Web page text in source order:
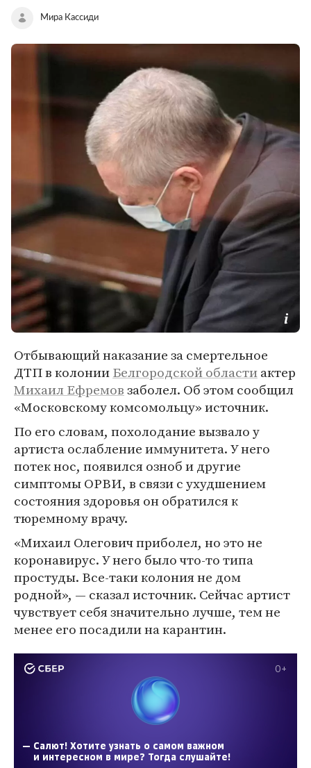
Мира Кассиди
Отбывающий наказание за смертельное
ДТП в колонииБелгородской областиактер
Михаил Ефремовзаболел. Об этом сообщил
«Московскому комсомольцу» источник.
По его словам, похолодание вызвало у
артиста ослабление иммунитета. У него
потек нос, появился озноб и другие
симптомы ОРВИ, в связи с ухудшением
состояния здоровья он обратился к
тюремному врачу.
«Михаил Олегович приболел, но это не
коронавирус. У него было что-то типа
простуды. Все-таки колония не дом
родной», — сказал источник. Сейчас артист
чувствует себя значительно лучше, тем не
менее его посадили на карантин.